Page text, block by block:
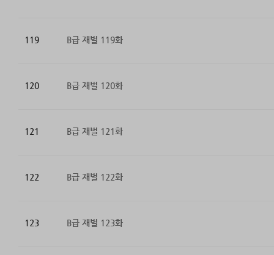
119 B급 재벌 119화
120 B급 재벌 120화
121 B급 재벌 121화
122 B급 재벌 122화
123 B급 재벌 123화